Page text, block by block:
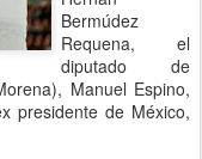
Bermúdez
Requena, el
diputado de
Manuel Espino,
presidente de México,